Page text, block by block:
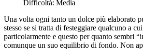
Difficoltà: Media
Una volta ogni tanto un dolce più elaborato
stesso se si tratta di festeggiare qualcuno a
particolarmente e questo per quanto sembri
comunque un suo equilibrio di fondo. Non